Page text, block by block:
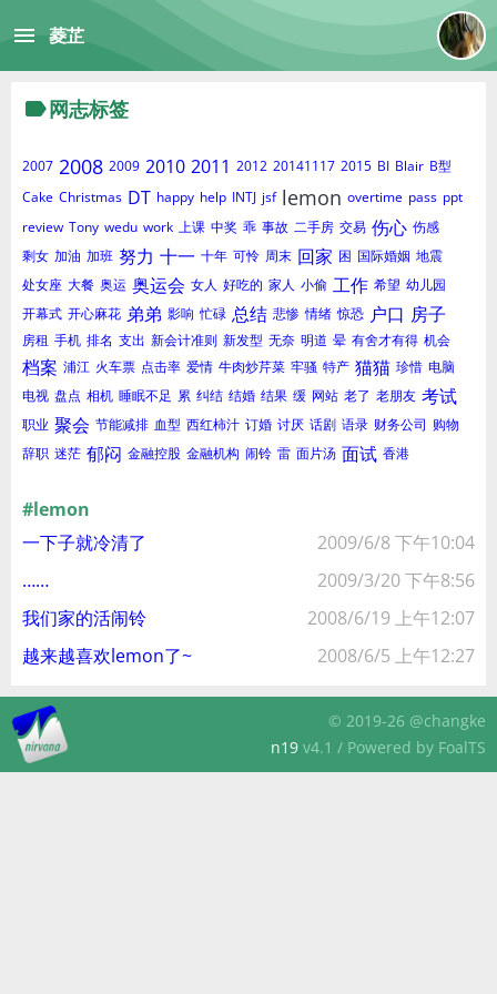
menu 菱芷
label网志标签
2007 2008 2009 2010 2011 2012 20141117 2015 BI Blair B型
Cake Christmas DT happy help INTJ jsf lemon overtime pass ppt
review Tony wedu work 上课 中奖 乖 事故 二手房 交易 伤心 伤感
剩女 加油 加班 努力 十一 十年 可怜 周末 回家 困 国际婚姻 地震
处女座 大餐 奥运 奥运会 女人 好吃的 家人 小偷 工作 希望 幼儿园
开幕式 开心麻花 弟弟 影响 忙碌 总结 悲惨 情绪 惊恐 户口 房子
房租 手机 排名 支出 新会计准则 新发型 无奈 明道 晕 有舍才有得 机会
档案 浦江 火车票 点击率 爱情 牛肉炒芹菜 牢骚 特产 猫猫 珍惜 电脑
电视 盘点 相机 睡眠不足 累 纠结 结婚 结果 缓 网站 老了 老朋友 考试
职业 聚会 节能减排 血型 西红柿汁 订婚 讨厌 话剧 语录 财务公司 购物
辞职 迷茫 郁闷 金融控股 金融机构 闹铃 雷 面片汤 面试 香港
#lemon
一下子就冷清了
2009/6/8 下午10:04
……
2009/3/20 下午8:56
我们家的活闹铃
2008/6/19 上午12:07
越来越喜欢lemon了~
2008/6/5 上午12:27
© 2019-26 @changke
n19 v4.1 / Powered by FoalTS